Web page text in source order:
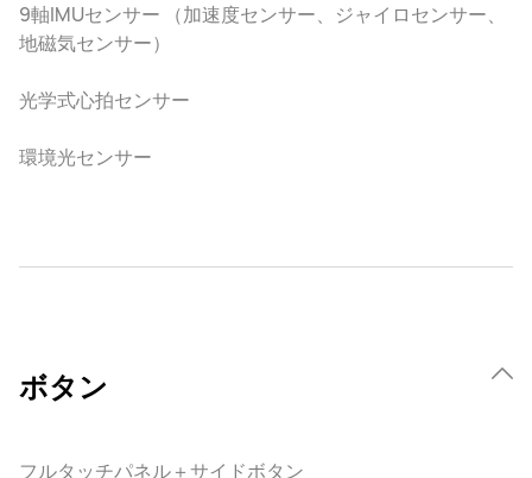
9軸IMUセンサー （加速度センサー、ジャイロセンサー、
地磁気センサー）
光学式心拍センサー
環境光センサー
ボタン
フルタッチパネル＋サイドボタン